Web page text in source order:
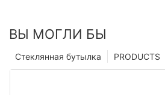
ВЫ МОГЛИ БЫ
PRODUCTS
Стеклянная бутылка